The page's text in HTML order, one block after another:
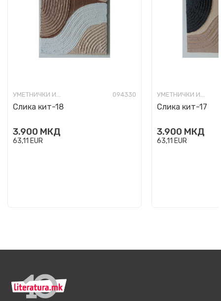
УМЕТНИЧКИ ИЗРАБОТКИ 094330
Слика кит-18
3.900 МКД
63,11 EUR
УМЕТНИЧКИ ИЗРАБОТКИ
Слика кит-17
3.900 МКД
63,11 EUR